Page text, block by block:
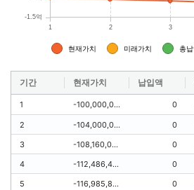
기간 현재가치 납입액
1 -100,000,000 0
2 -104,000,000 0
3
-108,160,000 0
4
-112,486,400 0
5
-116,985,856 0